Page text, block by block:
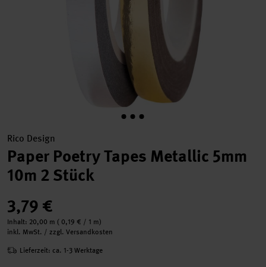
Rico Design
Paper Poetry Tapes Metallic 5mm
10m 2 Stück
3,79 €
Inhalt: 20,00 m ( 0,19 € / 1 m)
inkl. MwSt. / zzgl. Versandkosten
Lieferzeit: ca. 1-3 Werktage